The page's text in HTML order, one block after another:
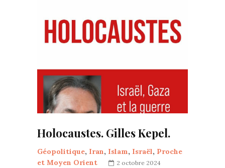
Holocaustes. Gilles Kepel.
Géopolitique, Iran, Islam, Israël, Proche
et Moyen Orient
2 octobre 2024